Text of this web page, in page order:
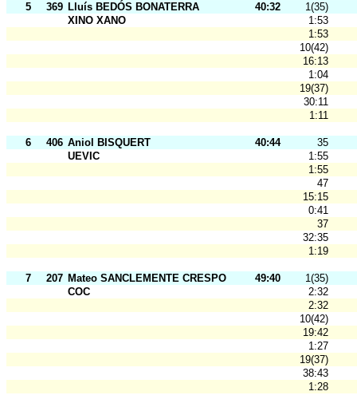
5 369 Lluís BEDÓS BONATERRA 40:32
1(35)
XINO XANO
1:53
1:53
10(42)
16:13
1:04
19(37)
30:11
1:11
6 406 Aniol BISQUERT 40:44
35
UEVIC
1:55
1:55
47
15:15
0:41
37
32:35
1:19
7 207 Mateo SANCLEMENTE CRESPO 49:40
1(35)
COC
2:32
2:32
10(42)
19:42
1:27
19(37)
38:43
1:28